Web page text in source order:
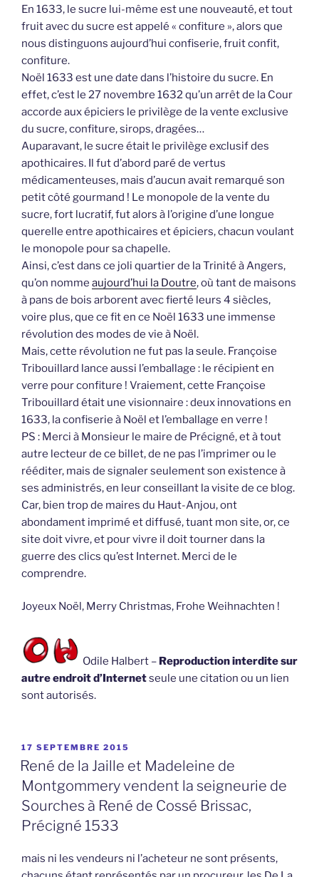
En 1633, le sucre lui-même est une nouveauté, et tout
fruit avec du sucre est appelé « confiture », alors que
nous distinguons aujourd’hui confiserie, fruit confit,
confiture.
Noël 1633 est une date dans l’histoire du sucre. En
effet, c’est le 27 novembre 1632 qu’un arrêt de la Cour
accorde aux épiciers le privilège de la vente exclusive
du sucre, confiture, sirops, dragées…
Auparavant, le sucre était le privilège exclusif des
apothicaires. Il fut d’abord paré de vertus
médicamenteuses, mais d’aucun avait remarqué son
petit côté gourmand ! Le monopole de la vente du
sucre, fort lucratif, fut alors à l’origine d’une longue
querelle entre apothicaires et épiciers, chacun voulant
le monopole pour sa chapelle.
Ainsi, c’est dans ce joli quartier de la Trinité à Angers,
qu’on nomme aujourd’hui la Doutre, où tant de maisons
à pans de bois arborent avec fierté leurs 4 siècles,
voire plus, que ce fit en ce Noël 1633 une immense
révolution des modes de vie à Noël.
Mais, cette révolution ne fut pas la seule. Françoise
Tribouillard lance aussi l’emballage : le récipient en
verre pour confiture ! Vraiement, cette Françoise
Tribouillard était une visionnaire : deux innovations en
1633, la confiserie à Noël et l’emballage en verre !
PS : Merci à Monsieur le maire de Précigné, et à tout
autre lecteur de ce billet, de ne pas l’imprimer ou le
rééditer, mais de signaler seulement son existence à
ses administrés, en leur conseillant la visite de ce blog.
Car, bien trop de maires du Haut-Anjou, ont
abondament imprimé et diffusé, tuant mon site, or, ce
site doit vivre, et pour vivre il doit tourner dans la
guerre des clics qu’est Internet. Merci de le
comprendre.
Joyeux Noël, Merry Christmas, Frohe Weihnachten !
Odile Halbert – Reproduction interdite sur
autre endroit d’Internetseule une citation ou un lien
sont autorisés.
PUBLIÉ
LE
17 SEPTEMBRE 2015
René de la Jaille et Madeleine de
Montgommery vendent la seigneurie de
Sourches à René de Cossé Brissac,
Précigné 1533
mais ni les vendeurs ni l’acheteur ne sont présents,